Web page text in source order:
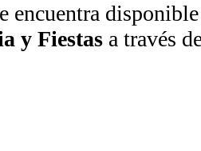
encuentra
y Fiestas a través